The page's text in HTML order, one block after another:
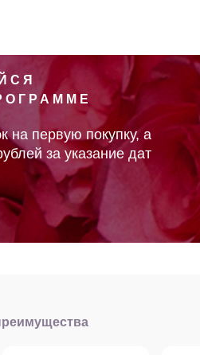
на первую покупку, а
за указание дат